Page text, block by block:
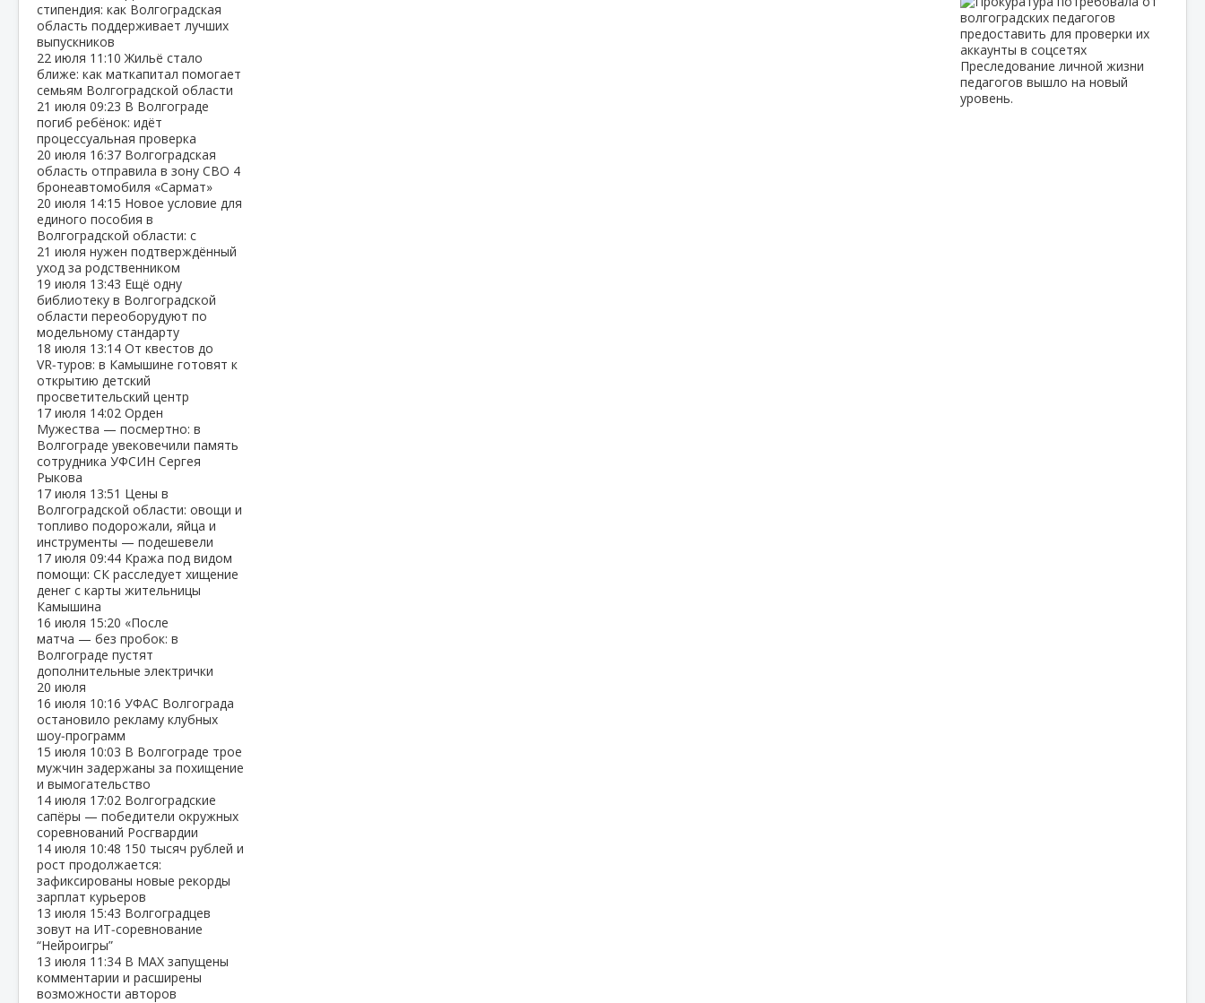
стипендия: как Волгоградская
область поддерживает лучших
выпускников
22 июля 11:10Жильё стало
ближе: как маткапитал помогает
семьям Волгоградской области
21 июля 09:23 В Волгограде
погиб ребёнок: идёт
процессуальная проверка
20 июля 16:37 Волгоградская
область отправила в зону СВО 4
бронеавтомобиля «Сармат»
20 июля 14:15 Новое условие для
единого пособия в
Волгоградской области: с
21 июля нужен подтверждённый
уход за родственником
19 июля 13:43 Ещё одну
библиотеку в Волгоградской
области переоборудуют по
модельному стандарту
18 июля 13:14 От квестов до
VR‑туров: в Камышине готовят к
открытию детский
просветительский центр
17 июля 14:02 Орден
Мужества — посмертно: в
Волгограде увековечили память
сотрудника УФСИН Сергея
Рыкова
17 июля 13:51 Цены в
Волгоградской области: овощи и
топливо подорожали, яйца и
инструменты — подешевели
17 июля 09:44 Кража под видом
помощи: СК расследует хищение
денег с карты жительницы
Камышина
16 июля 15:20 «После
матча — без пробок: в
Волгограде пустят
дополнительные электрички
20 июля
16 июля 10:16 УФАС Волгограда
остановило рекламу клубных
шоу‑программ
15 июля 10:03 В Волгограде трое
мужчин задержаны за похищение
и вымогательство
14 июля 17:02 Волгоградские
сапёры — победители окружных
соревнований Росгвардии
14 июля 10:48 150 тысяч рублей и
рост продолжается:
зафиксированы новые рекорды
зарплат курьеров
13 июля 15:43 Волгоградцев
зовут на ИТ‑соревнование
“Нейроигры”
13 июля 11:34 В МАХ запущены
комментарии и расширены
возможности авторов
Преследование личной жизни
педагогов вышло на новый
уровень.